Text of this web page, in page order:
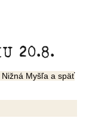
20.8.
Myšľa a späť